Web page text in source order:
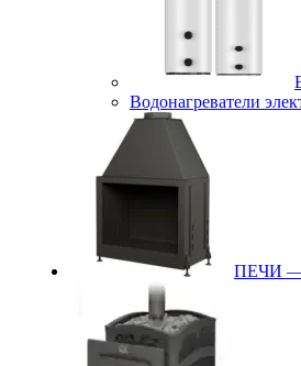
Водонагреватели
ПЕЧИ